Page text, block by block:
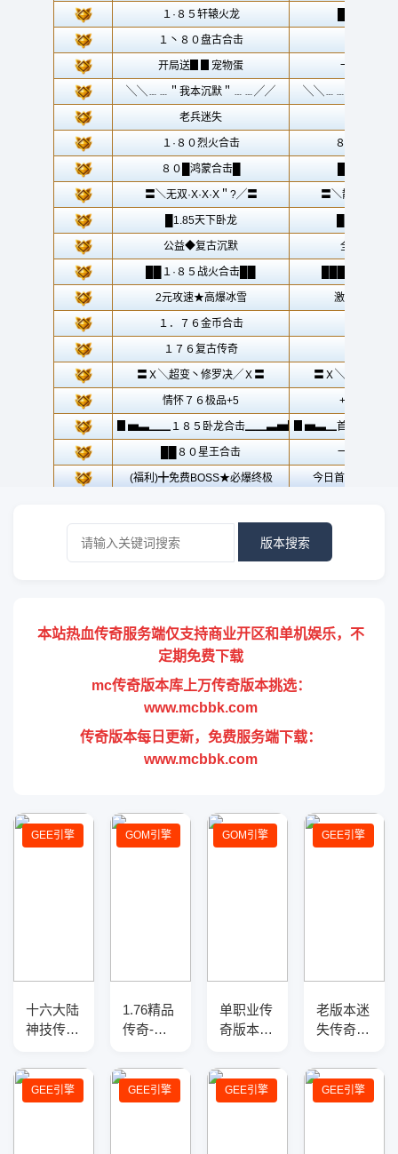
版本搜索
本站热血传奇服务端仅支持商业开区和单机娱乐，不
定期免费下载
mc传奇版本库上万传奇版本挑选：
www.mcbbk.com
传奇版本每日更新，免费服务端下载：
www.mcbbk.com
GEE引擎
十六大陆
神技传奇
新巅峰-
GEE引擎
GOM引擎
1.76精品
传奇-假
光柱闪
耀-传奇
服务端
GOM引擎
单职业传
奇版本-
器-职业
平衡-
GOM引
GEE引擎
老版本迷
失传奇光
人系统介
绍
GEE引擎 GEE引擎 GEE引擎 GEE引擎